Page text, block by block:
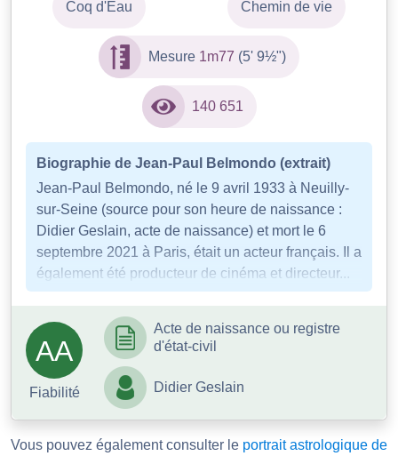
Coq d'Eau Chemin de vie
Mesure 1m77 (5' 9½")
140 651
Biographie de Jean-Paul Belmondo (extrait)
Jean-Paul Belmondo, né le 9 avril 1933 à Neuilly-
sur-Seine (source pour son heure de naissance :
Didier Geslain, acte de naissance) et mort le 6
septembre 2021 à Paris, était un acteur français. Il a
également été producteur de cinéma et directeur...
AA
Fiabilité
Acte de naissance ou registre
d'état-civil
Didier Geslain
Vous pouvez également consulter le portrait astrologique de